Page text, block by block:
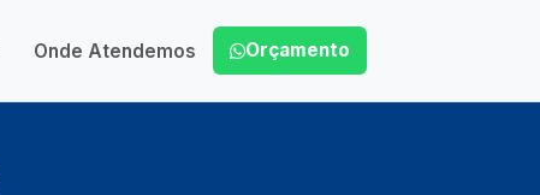
Onde Atendemos Orçamento